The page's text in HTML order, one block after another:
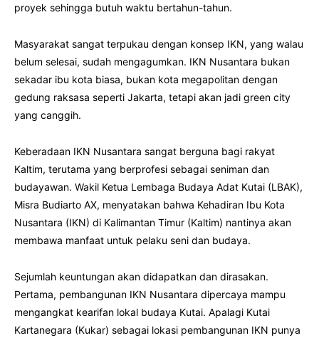
proyek sehingga butuh waktu bertahun-tahun.
Masyarakat sangat terpukau dengan konsep IKN, yang walau
belum selesai, sudah mengagumkan. IKN Nusantara bukan
sekadar ibu kota biasa, bukan kota megapolitan dengan
gedung raksasa seperti Jakarta, tetapi akan jadi green city
yang canggih.
Keberadaan IKN Nusantara sangat berguna bagi rakyat
Kaltim, terutama yang berprofesi sebagai seniman dan
budayawan. Wakil Ketua Lembaga Budaya Adat Kutai (LBAK),
Misra Budiarto AX, menyatakan bahwa Kehadiran Ibu Kota
Nusantara (IKN) di Kalimantan Timur (Kaltim) nantinya akan
membawa manfaat untuk pelaku seni dan budaya.
Sejumlah keuntungan akan didapatkan dan dirasakan.
Pertama, pembangunan IKN Nusantara dipercaya mampu
mengangkat kearifan lokal budaya Kutai. Apalagi Kutai
Kartanegara (Kukar) sebagai lokasi pembangunan IKN punya